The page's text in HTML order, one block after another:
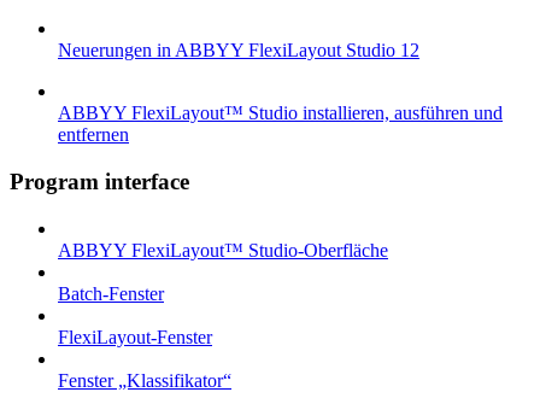
Neuerungen in ABBYY FlexiLayout Studio 12
ABBYY FlexiLayout™ Studio installieren, ausführen und
entfernen
Program interface
ABBYY FlexiLayout™ Studio-Oberfläche
Batch-Fenster
FlexiLayout-Fenster
Fenster „Klassifikator“